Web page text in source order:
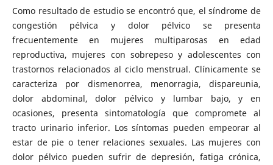
Como resultado de estudio se encontró que, el síndrome de
congestión pélvica y dolor pélvico se presenta
frecuentemente en mujeres multiparosas en edad
reproductiva, mujeres con sobrepeso y adolescentes con
trastornos relacionados al ciclo menstrual. Clínicamente se
caracteriza por dismenorrea, menorragia, dispareunia,
dolor abdominal, dolor pélvico y lumbar bajo, y en
ocasiones, presenta sintomatología que compromete al
tracto urinario inferior. Los síntomas pueden empeorar al
estar de pie o tener relaciones sexuales. Las mujeres con
dolor pélvico pueden sufrir de depresión, fatiga crónica,